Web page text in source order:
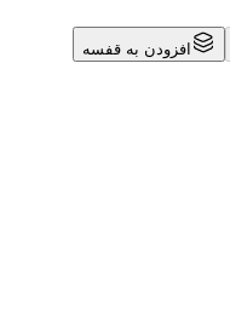
افزودن به قفسه